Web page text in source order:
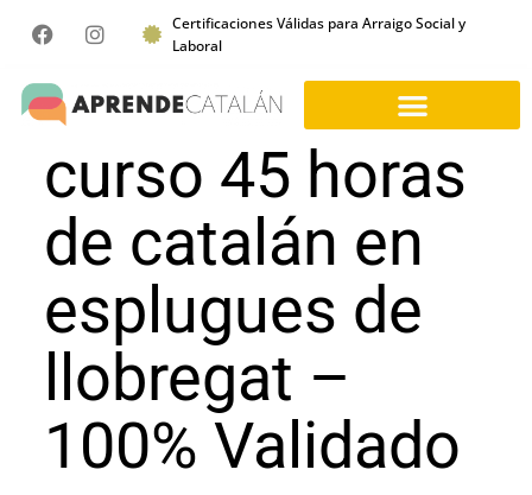
Certificaciones Válidas para Arraigo Social y
Laboral
curso 45 horas
de catalán en
esplugues de
llobregat –
100% Validado